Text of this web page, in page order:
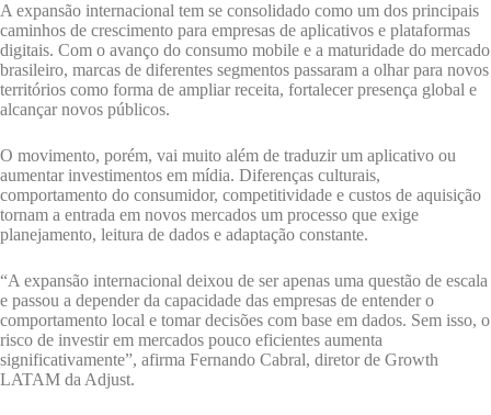
A expansão internacional tem se consolidado como um dos principais
caminhos de crescimento para empresas de aplicativos e plataformas
digitais. Com o avanço do consumo mobile e a maturidade do mercado
brasileiro, marcas de diferentes segmentos passaram a olhar para novos
territórios como forma de ampliar receita, fortalecer presença global e
alcançar novos públicos.
O movimento, porém, vai muito além de traduzir um aplicativo ou
aumentar investimentos em mídia. Diferenças culturais,
comportamento do consumidor, competitividade e custos de aquisição
tornam a entrada em novos mercados um processo que exige
planejamento, leitura de dados e adaptação constante.
“A expansão internacional deixou de ser apenas uma questão de escala
e passou a depender da capacidade das empresas de entender o
comportamento local e tomar decisões com base em dados. Sem isso, o
risco de investir em mercados pouco eficientes aumenta
significativamente”, afirma Fernando Cabral, diretor de Growth
LATAM da Adjust.